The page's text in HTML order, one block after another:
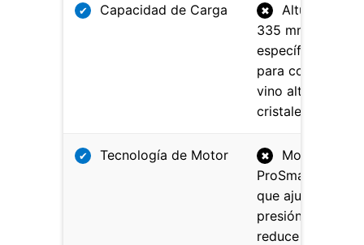
✔ Capacidad de Carga ✖
Altura útil de
335 mm,
específicamente
para copas de
vino altas y
cristalería fina.
✔ Tecnología de Motor ✖
Motor
ProSmart
que ajusta la
presión del agua
reduce